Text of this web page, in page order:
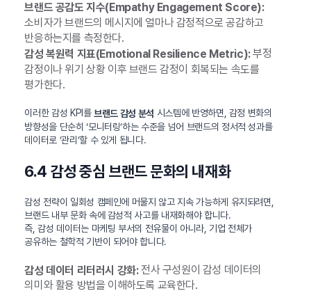
브랜드 공감도 지수(Empathy Engagement Score):
소비자가 브랜드의 메시지에 얼마나 감정적으로 공감하고
반응하는지를 측정한다.
감성 복원력 지표(Emotional Resilience Metric):부정
감정이나 위기 상황 이후 브랜드 감정이 회복되는 속도를
평가한다.
이러한 감성 KPI를브랜드 감성 분석 시스템에 반영하면, 감정 변화의
방향성을 단순히 ‘모니터링’하는 수준을 넘어 브랜드의 정서적 성과를
데이터로 ‘관리’할 수 있게 됩니다.
6.4 감성 중심 브랜드 문화의 내재화
감성 전략이 일회성 캠페인에 머물지 않고 지속 가능하게 유지되려면,
브랜드 내부 문화 속에 감성적 사고를 내재화해야 합니다.
즉, 감성 데이터는 마케팅 부서의 전유물이 아니라, 기업 전체가
공유하는 철학적 기반이 되어야 합니다.
감성 데이터 리터러시 강화:전사 구성원이 감성 데이터의
의미와 활용 방법을 이해하도록 교육한다.